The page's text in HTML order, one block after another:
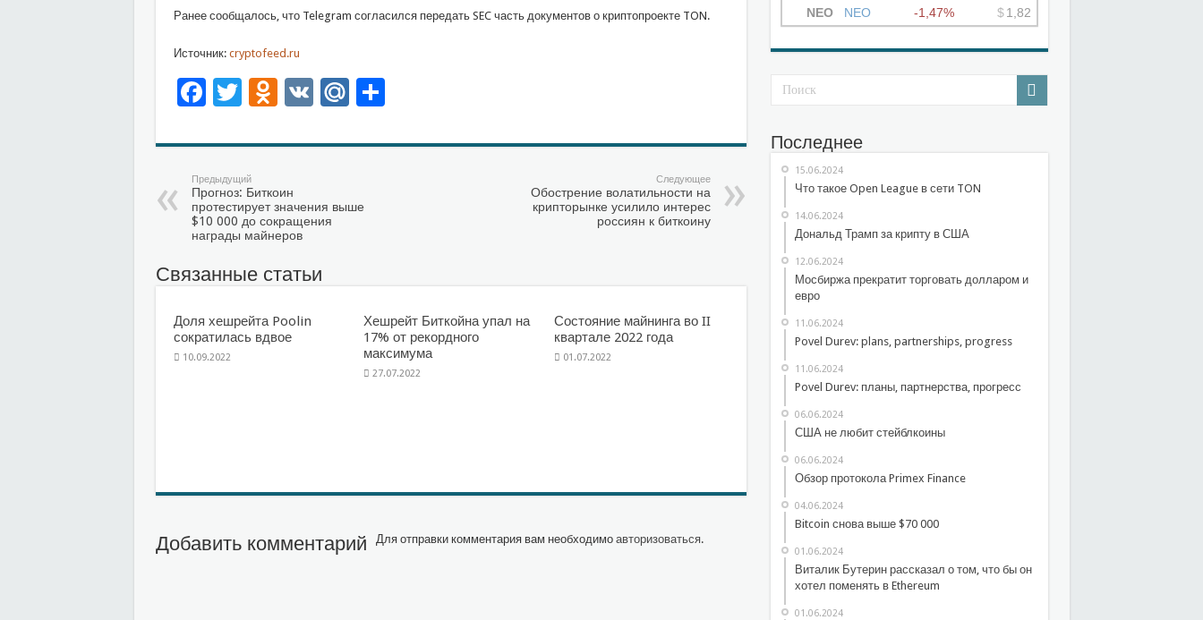
Ранее сообщалось, что Telegram согласился передать SEC часть документов о криптопроекте TON.
Источник:cryptofeed.ru
Facebook
Twitter
Odnoklassniki
VKMail.Ru
Отправить
Предыдущий
Прогноз: Биткоин
протестирует значения выше
$10 000 до сокращения
награды майнеров
Следующее
Обострение волатильности на
крипторынке усилило интерес
россиян к биткоину
Связанные статьи
Доля хешрейта Poolin
сократилась вдвое
10.09.2022
Хешрейт Биткойна упал на
17% от рекордного
максимума
27.07.2022
Состояние майнинга во II
квартале 2022 года
01.07.2022
Добавить комментарий Для отправки комментария вам необходимо авторизоваться.
Последнее
15.06.2024
Что такое Open League в сети TON
14.06.2024
Дональд Трамп за крипту в США
12.06.2024
Мосбиржа прекратит торговать долларом и
евро
11.06.2024
Povel Durev: plans, partnerships, progress
11.06.2024
Povel Durev: планы, партнерства, прогресс
06.06.2024
США не любит стейблкоины
06.06.2024
Обзор протокола Primex Finance
04.06.2024
Bitcoin снова выше $70 000
01.06.2024
Виталик Бутерин рассказал о том, что бы он
хотел поменять в Ethereum
01.06.2024